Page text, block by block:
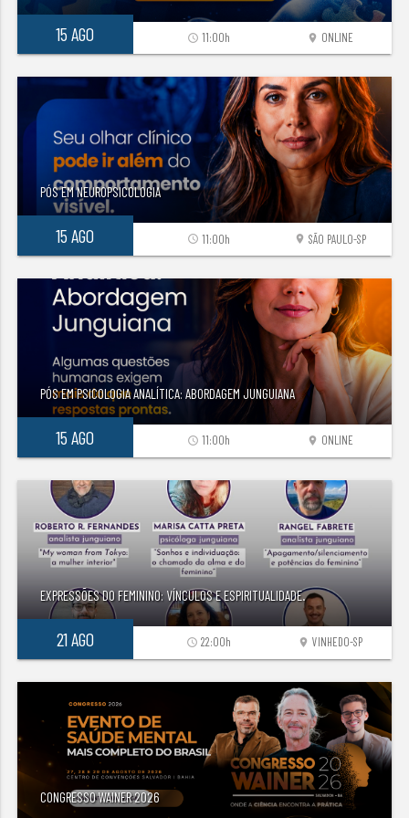
15 AGO location_on ONLINE
access_time 11:00h
PÓS EM NEUROPSICOLOGIA
15 AGO location_on SÃO PAULO-SP
access_time 11:00h
PÓS EM PSICOLOGIA ANALÍTICA: ABORDAGEM JUNGUIANA
15 AGO location_on ONLINE
access_time 11:00h
EXPRESSÕES DO FEMININO: VÍNCULOS E ESPIRITUALIDADE.
21 AGO location_on VINHEDO-SP
access_time 22:00h
CONGRESSO WAINER 2026